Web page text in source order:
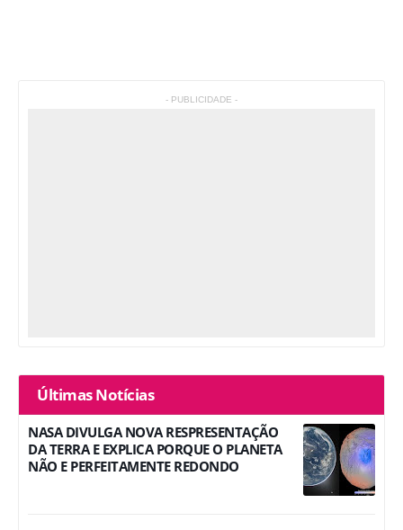
- PUBLICIDADE -
Últimas Notícias
NASA DIVULGA NOVA RESPRESENTAÇÃO
DA TERRA E EXPLICA PORQUE O PLANETA
NÃO E PERFEITAMENTE REDONDO